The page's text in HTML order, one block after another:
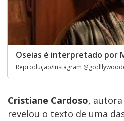
Oseias é interpretado por
Reprodução/Instagram
Cristiane Cardoso, autora
revelou o texto de uma